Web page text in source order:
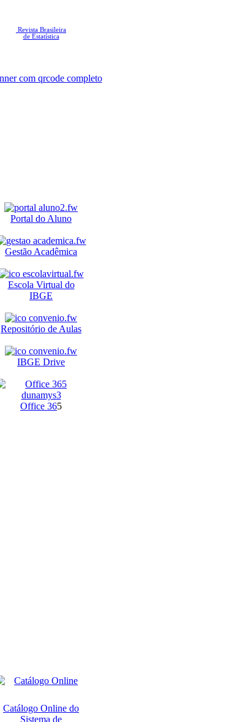
Revista Brasileira
de Estatística
Portal do Aluno
Gestão Acadêmica
Escola Virtual do
IBGE
Repositório de Aulas
IBGE Drive
Office 365
Catálogo Online do
Sistema de